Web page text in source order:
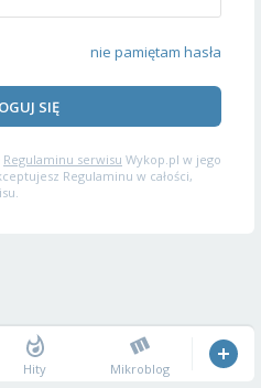
nie pamiętam hasła
SIĘ
Regulaminu serwisu Wykop.pl w jego
Regulaminu w całości,
Hity Mikroblog